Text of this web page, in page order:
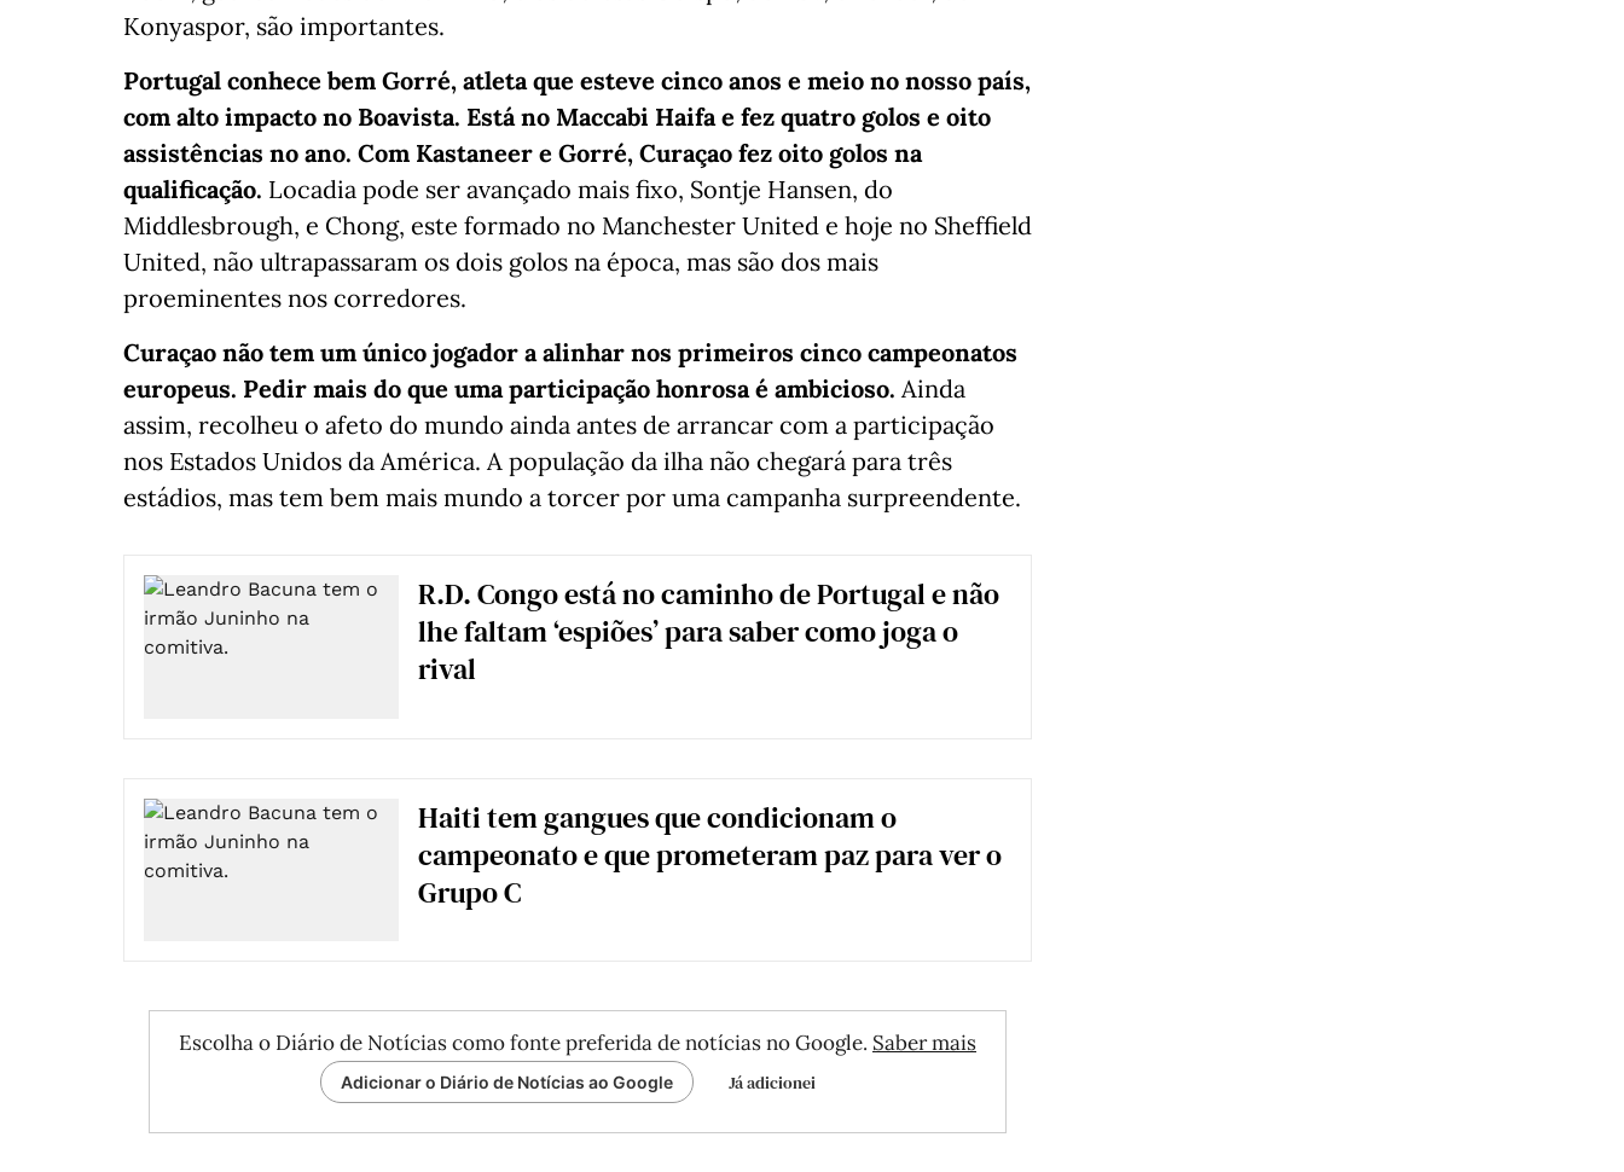
Konyaspor, são importantes.
Portugal conhece bem Gorré, atleta que esteve cinco anos e meio no nosso país,
com alto impacto no Boavista. Está no Maccabi Haifa e fez quatro golos e oito
assistências no ano. Com Kastaneer e Gorré, Curaçao fez oito golos na
qualificação. Locadia pode ser avançado mais fixo, Sontje Hansen, do
Middlesbrough, e Chong, este formado no Manchester United e hoje no Sheffield
United, não ultrapassaram os dois golos na época, mas são dos mais
proeminentes nos corredores.
Curaçao não tem um único jogador a alinhar nos primeiros cinco campeonatos
europeus. Pedir mais do que uma participação honrosa é ambicioso. Ainda
assim, recolheu o afeto do mundo ainda antes de arrancar com a participação
nos Estados Unidos da América. A população da ilha não chegará para três
estádios, mas tem bem mais mundo a torcer por uma campanha surpreendente.
R.D. Congo está no caminho de Portugal e não
lhe faltam ‘espiões’ para saber como joga o
rival
Haiti tem gangues que condicionam o
campeonato e que prometeram paz para ver o
Grupo C
Escolha o Diário de Notícias como fonte preferida de notícias no Google. Saber mais
Adicionar o Diário de Notícias ao Google Já adicionei